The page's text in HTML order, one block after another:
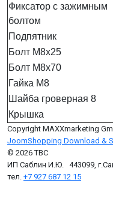
Фиксатор с зажимным
болтом
Подпятник
Болт М8х25
Болт М8х70
Гайка М8
Шайба гроверная 8
Крышка
Copyright MAXXmarketing
JoomShopping Download &
© 2026 ТВС
ИП Саблин И.Ю. 443099,
тел. +7 927 687 12 15